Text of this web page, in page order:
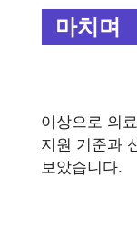
마치며
이상으로 의
지원 기준과
보았습니다.